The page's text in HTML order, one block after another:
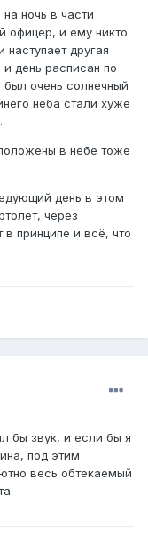
ночь в части
офицер, и ему никто
наступает другая
день расписан по
очень солнечный
неба стали хуже
в небе тоже
день в этом
через
в принципе и всё, что
бы звук, и если бы я
под этим
весь обтекаемый